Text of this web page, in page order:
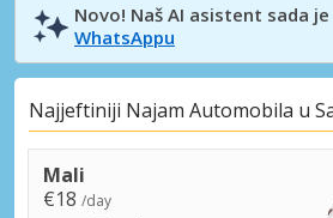
Novo! Naš AI asistent sada
WhatsAppu
Najjeftiniji Najam Automobila u
Mali
€18 /day